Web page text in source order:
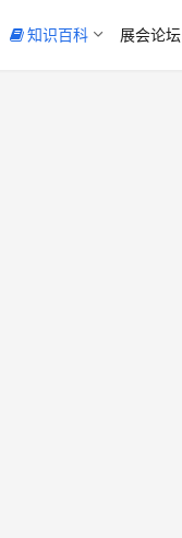
知识百科 展会论坛